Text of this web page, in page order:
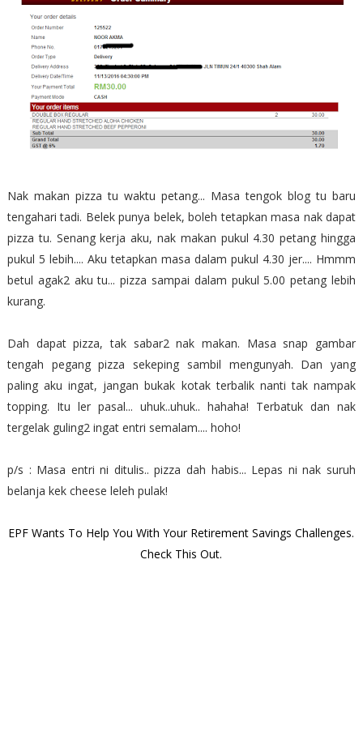
Nak makan pizza tu waktu petang... Masa tengok blog tu baru
tengahari tadi. Belek punya belek, boleh tetapkan masa nak dapat
pizza tu. Senang kerja aku, nak makan pukul 4.30 petang hingga
pukul 5 lebih.... Aku tetapkan masa dalam pukul 4.30 jer.... Hmmm
betul agak2 aku tu... pizza sampai dalam pukul 5.00 petang lebih
kurang.
Dah dapat pizza, tak sabar2 nak makan. Masa snap gambar
tengah pegang pizza sekeping sambil mengunyah. Dan yang
paling aku ingat, jangan bukak kotak terbalik nanti tak nampak
topping. Itu ler pasal... uhuk..uhuk.. hahaha! Terbatuk dan nak
tergelak guling2 ingat entri semalam.... hoho!
p/s : Masa entri ni ditulis.. pizza dah habis... Lepas ni nak suruh
belanja kek cheese leleh pulak!
EPF Wants To Help You With Your Retirement Savings Challenges.
Check This Out.